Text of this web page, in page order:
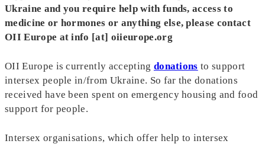
Ukraine and you require help with funds, access to
medicine or hormones or anything else, please contact
OII Europe at info [at] oiieurope.org
OII Europe is currently accepting donations to support
intersex people in/from Ukraine. So far the donations
received have been spent on emergency housing and food
support for people.
Intersex organisations, which offer help to intersex